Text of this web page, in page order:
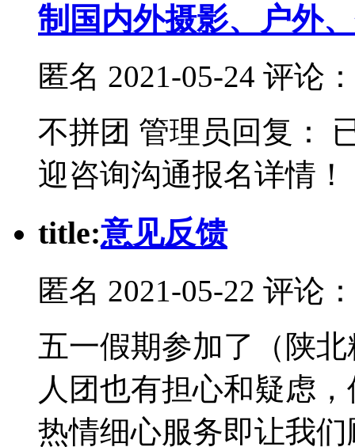
制国内外摄影、户外
匿名 2021-05-24 评论：
不拼团 管理员回复：
迎咨询沟通报名详情！
title:意见反馈
匿名 2021-05-22 评论：
五一假期参加了（陕
人团也有担心和疑虑
热情细心服务即让我